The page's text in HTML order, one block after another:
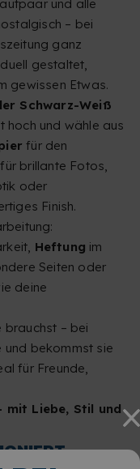
und alle
– bei
ganz
gestaltet,
gewissen Etwas.
Schwarz-Weiß
hoch und wähle aus
für den
für brillante Fotos,
oder
Finish.
Heftung im
Seiten oder
deine
brauchst – bei
bekommst sie
für Freunde,
mit Liebe, Stil und